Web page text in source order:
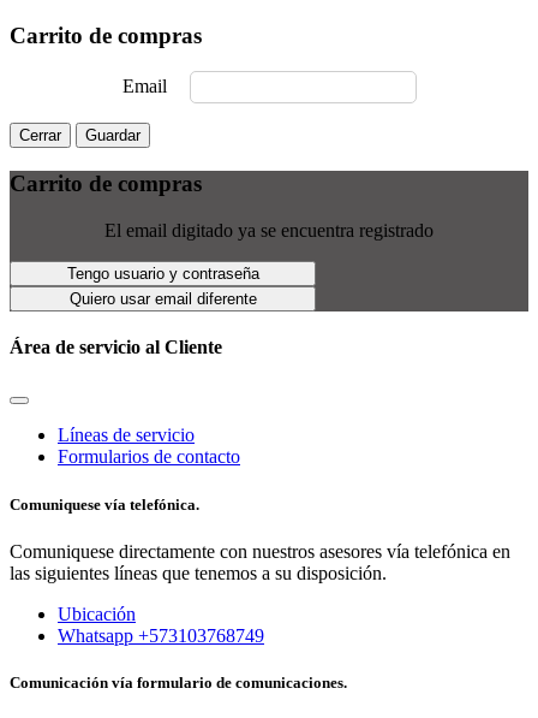
Carrito de compras
Email
Cerrar Guardar
Carrito de compras
El email digitado ya se encuentra registrado
Tengo usuario y contraseña
Quiero usar email diferente
Área de servicio al Cliente
Líneas de servicio
Formularios de contacto
Comuniquese vía telefónica.
Comuniquese directamente con nuestros asesores vía telefónica en
las siguientes líneas que tenemos a su disposición.
Ubicación
Whatsapp +573103768749
Comunicación vía formulario de comunicaciones.